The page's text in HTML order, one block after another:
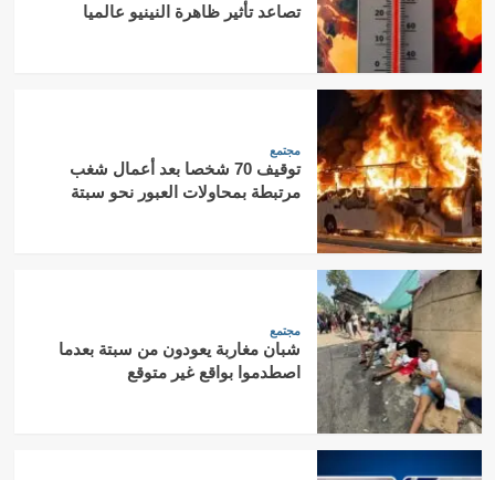
تصاعد تأثير ظاهرة النينيو عالميا
مجتمع
توقيف 70 شخصا بعد أعمال شغب
مرتبطة بمحاولات العبور نحو سبتة
مجتمع
شبان مغاربة يعودون من سبتة بعدما
اصطدموا بواقع غير متوقع